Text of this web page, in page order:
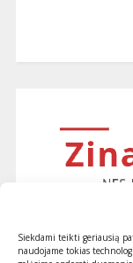
Siekdami teikti geriausią
naudojame tokias